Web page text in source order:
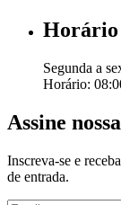
Horário
Segunda a
Horário:
Assine
Inscreva-se e
de entrada.